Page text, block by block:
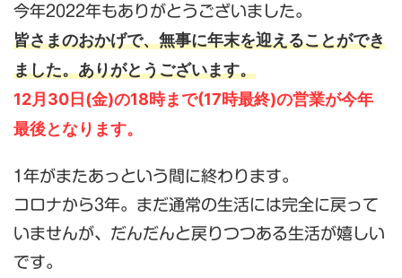
今年2022年もありがとうございました。
皆さまのおかげで、無事に年末を迎えることができ
ました。ありがとうございます。
12月30日(金)の18時まで(17時最終)の営業が今年
最後となります。
1年がまたあっという間に終わります。
コロナから3年。まだ通常の生活には完全に戻って
いませんが、だんだんと戻りつつある生活が嬉しい
です。